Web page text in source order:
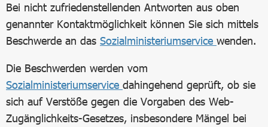
Bei nicht zufriedenstellenden Antworten aus oben
genannter Kontaktmöglichkeit können Sie sich mittels
Beschwerde an das Sozialministeriumservice wenden.
Die Beschwerden werden vom
Sozialministeriumservice dahingehend geprüft, ob sie
sich auf Verstöße gegen die Vorgaben des Web-
Zugänglichkeits-Gesetzes, insbesondere Mängel bei